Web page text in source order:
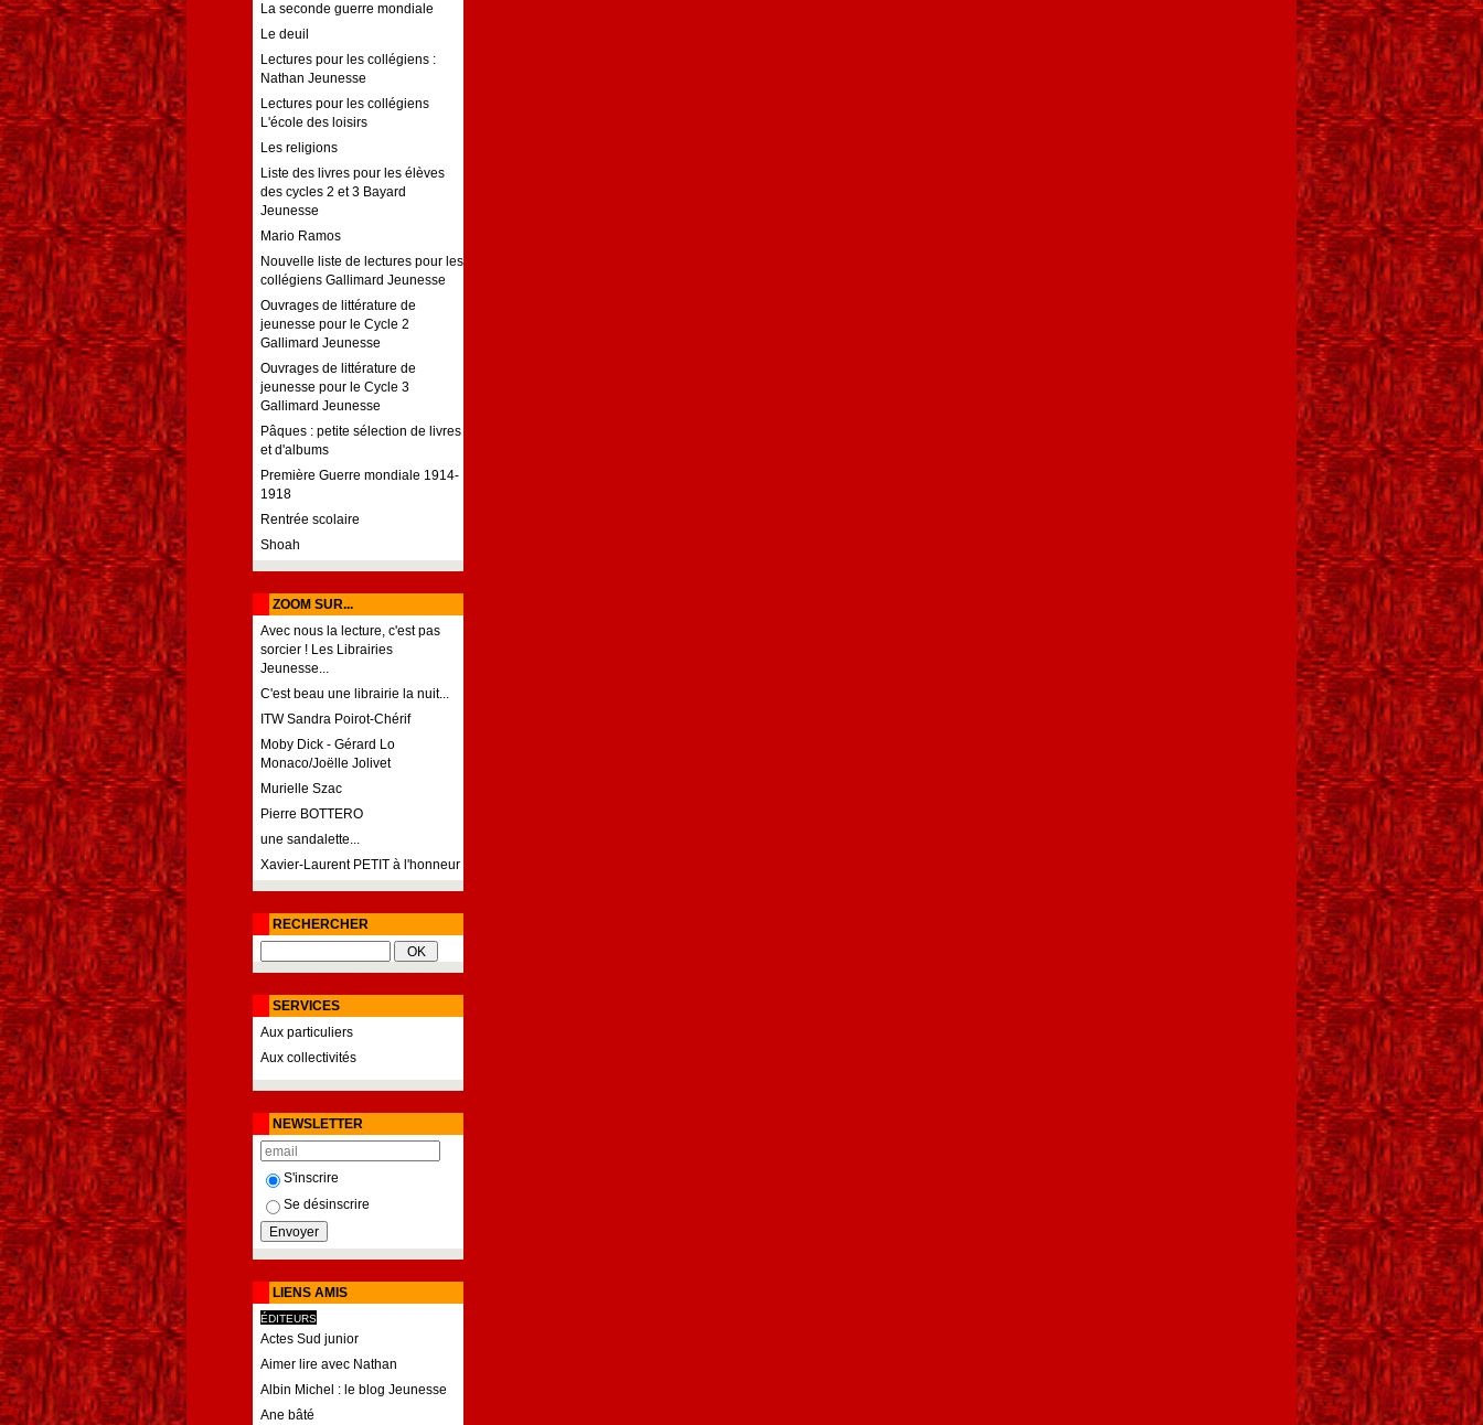
La seconde guerre mondiale
Le deuil
Lectures pour les collégiens :
Nathan Jeunesse
Lectures pour les collégiens
L'école des loisirs
Les religions
Liste des livres pour les élèves
des cycles 2 et 3 Bayard
Jeunesse
Mario Ramos
Nouvelle liste de lectures pour les
collégiens Gallimard Jeunesse
Ouvrages de littérature de
jeunesse pour le Cycle 2
Gallimard Jeunesse
Ouvrages de littérature de
jeunesse pour le Cycle 3
Gallimard Jeunesse
Pâques : petite sélection de livres
et d'albums
Première Guerre mondiale 1914-
1918
Rentrée scolaire
Shoah
ZOOM SUR...
Avec nous la lecture, c'est pas
sorcier ! Les Librairies
Jeunesse...
C'est beau une librairie la nuit...
ITW Sandra Poirot-Chérif
Moby Dick - Gérard Lo
Monaco/Joëlle Jolivet
Murielle Szac
Pierre BOTTERO
une sandalette...
Xavier-Laurent PETIT à l'honneur
RECHERCHER
SERVICES
Aux particuliers
Aux collectivités
NEWSLETTER
S'inscrire
Se désinscrire
LIENS AMIS
ÉDITEURS
Actes Sud junior
Aimer lire avec Nathan
Albin Michel : le blog Jeunesse
Ane bâté